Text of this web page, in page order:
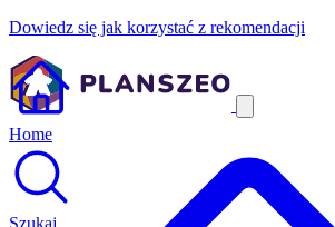
Dowiedz się jak korzystać z rekomendacji
Home
Szukaj